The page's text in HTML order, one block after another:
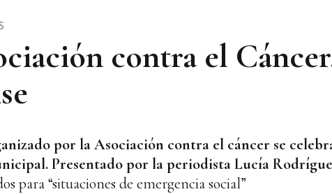
contra el
por la Asociación contra el cáncer se
Presentado por la periodista Lucía
para “situaciones de emergencia social”